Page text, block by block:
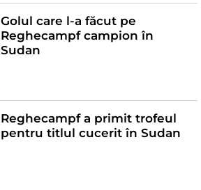
Golul care l-a făcut pe
Reghecampf campion în
Sudan
Reghecampf a primit trofeul
pentru titlul cucerit în Sudan